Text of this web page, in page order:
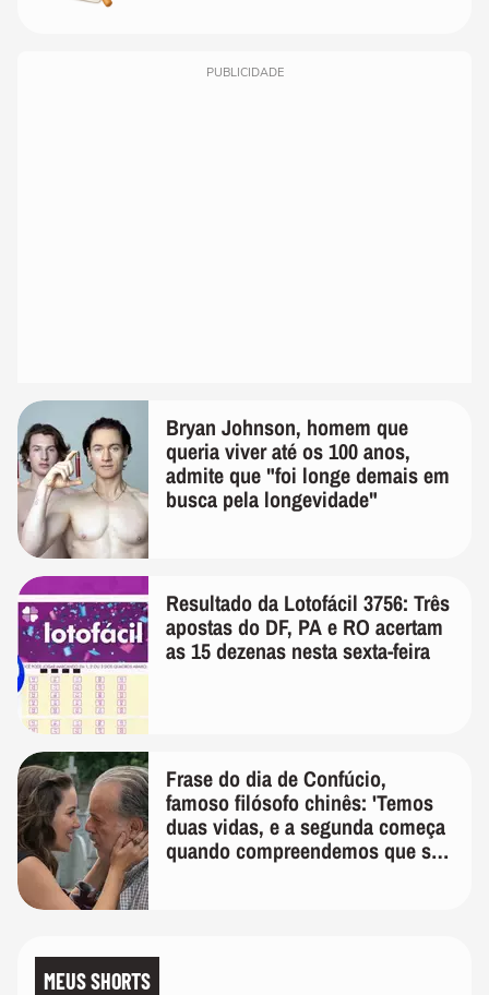
PUBLICIDADE
Bryan Johnson, homem que
queria viver até os 100 anos,
admite que "foi longe demais em
busca pela longevidade"
Resultado da Lotofácil 3756: Três
apostas do DF, PA e RO acertam
as 15 dezenas nesta sexta-feira
Frase do dia de Confúcio,
famoso filósofo chinês: 'Temos
duas vidas, e a segunda começa
quando compreendemos que só
MEUS SHORTS